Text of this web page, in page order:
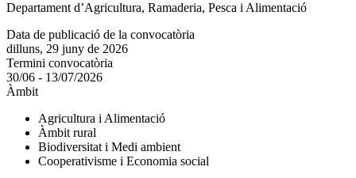
Departament d’Agricultura, Ramaderia, Pesca i Alimentació
Data de publicació de la convocatòria
dilluns, 29 juny de 2026
Termini convocatòria
30/06 - 13/07/2026
Àmbit
Agricultura i Alimentació
Àmbit rural
Biodiversitat i Medi ambient
Cooperativisme i Economia social